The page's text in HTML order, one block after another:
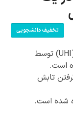
تخفیف دانشجویی
در این پروژه یک جزیره گرمایی شهری (UHI) توسط
تابش
شده است.